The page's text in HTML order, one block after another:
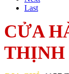
Last
CỬA
THỊNH